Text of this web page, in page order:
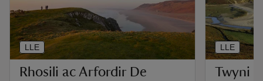
Rhosili ac Arfordir De
LLE
Twyni
LLE